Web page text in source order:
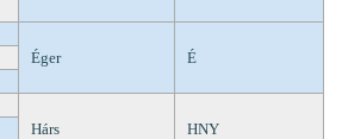
Éger
É
Hárs
HNY